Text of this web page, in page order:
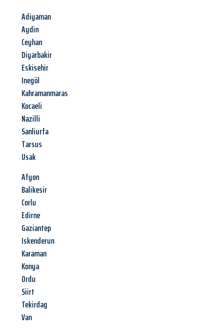
Adiyaman
Aydin
Ceyhan
Diyarbakir
Eskisehir
Inegöl
Kahramanmaras
Kocaeli
Nazilli
Sanliurfa
Tarsus
Usak
Afyon
Balikesir
Corlu
Edirne
Gaziantep
Iskenderun
Karaman
Konya
Ordu
Siirt
Tekirdag
Van